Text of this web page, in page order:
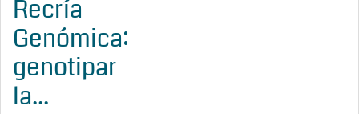
Recría
Genómica:
genotipar
la...